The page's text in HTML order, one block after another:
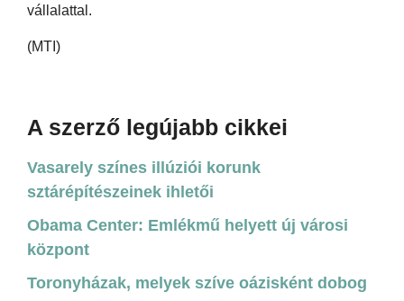
vállalattal.
(MTI)
A szerző legújabb cikkei
Vasarely színes illúziói korunk
sztárépítészeinek ihletői
Obama Center: Emlékmű helyett új városi
központ
Toronyházak, melyek szíve oázisként dobog